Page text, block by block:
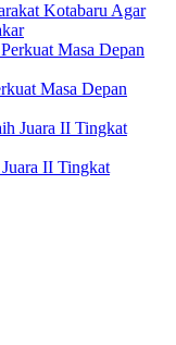
Kotabaru Agar
Masa Depan
II Tingkat